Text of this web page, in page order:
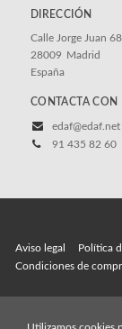
DIRECCIÓN
Calle Jorge Juan
28009 Madrid
España
CONTACTA CON
edaf@edaf.net
91 435 82 60
Aviso legal Política
Condiciones de